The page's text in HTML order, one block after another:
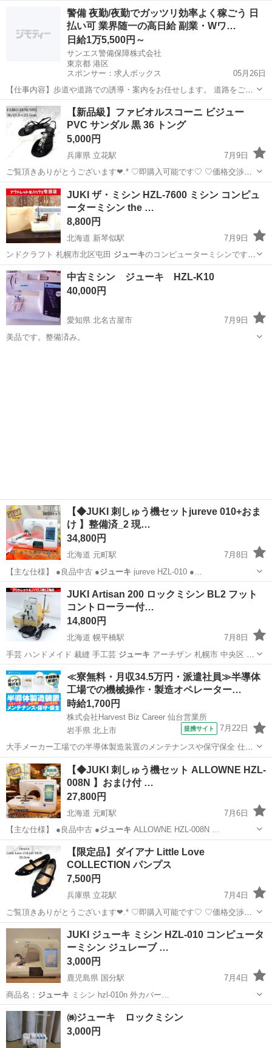
苫小牧市 その他 ジューキ
警備 夜勤/夜勤でガッツリ効率よく稼ごう 日
払い可 業界随一の高日給 副業・Wワ…
日給1万5,500円～
サンエス警備保障株式会社
東京都 港区
スポンサー：求人ボックス
05月26日
【仕事内容】歩道や道路での誘導・案内をお任せします。 道路をご利
用される車両や歩行者の方が安全に安心して通行するために適切に誘
導してください。 勤務地へは直行直帰OKです! <未経験でも安心!!> 丁
寧な研修20hで基本的な知識を...
アルバイト・パート
【新品級】ファビオルスコーニ ビジュー
PVC サンダル 黒 36 トング
5,000円
兵庫県 立花駅
7月9日
ご覧頂きありがとうございます❤︎.* ♡即購入可能です♡ ♡価格交渉も
OK♡ ♡その他『在庫1点限り！早い者勝ち』商品多数取り扱っており
ます✩°。⋆⸜(*˙꒳˙* )⸝ ✅他にもたくさん取り扱い中 商品一...
兵庫 尼崎市 立花駅
JUKI ザ・ミシン HZL-7600 ミシン コンピュ
ーターミシン the …
8,800円
北海道 新琴似駅
7月9日
ンドクラフト 札幌市北区屯田 ジューキのコンピューターミシンです。
…北海道 札幌市 新琴似駅 生活家電 HZL
中古ミシン ジューキ HZL-K10
40,000円
愛知県 北名古屋市
7月9日
美品です。整備済み。
【◆JUKI 刺しゅう機セットjureve 010+おま
け 】整備済_2 現…
34,800円
北海道 元町駅
7月8日
【主な仕様】 ●良品中古 ●ジューキ jureve HZL-010 ●…
北海道 札幌市 HZL
JUKI Artisan 200 ロックミシン BL2 フット
コントローラー付…
14,800円
北海道 幌平橋駅
7月8日
手芸 ハンドメイド 裁縫 手工芸 ジューキ アーチザン 札幌市 中央区 南
12…
北海道 札幌市 幌平橋駅 生活家電
≪寮無料・月収34.5万円・派遣社員≫半導体
工場での機械操作・製造オペレーター…
時給1,700円
株式会社Harvest Biz Career 仙台営業所
岩手県 北上市
提携サイト 7月22日
大手メーカー工場での半導体製造装置のメンテナンスや保守保全 仕事
内容 ＼フラッシュメモリの製造を行う工場で半導体製造装置の保守・
点検のお仕事／ 新工場新設に伴い、請負現場の立ち上げを行います！
※立ち上げ時期目安：2...
岩手 北上市 その他
【◆JUKI 刺しゅう機セット ALLOWNE HZL-
008N 】おまけ付 …
27,800円
北海道 元町駅
7月6日
【主な仕様】 ●良品中古 ●ジューキ ALLOWNE HZL-008N …
北海道 札幌市 元町駅 生活家電
【限定品】ダイアナ Little Love
COLLECTION パンプス
7,500円
兵庫県 立花駅
7月4日
ご覧頂きありがとうございます❤︎.* ♡即購入可能です♡ ♡価格交渉も
OK♡ ♡その他『在庫1点限り！早い者勝ち』商品多数取り扱っており
ます✩°。⋆⸜(*˙꒳˙* )⸝ ✅他にもたくさん取り扱い中 商品一...
兵庫 尼崎市 靴
JUKI ジューキ ミシン HZL-010 コンピュータ
ーミシン ジュレーブ …
3,000円
鹿児島県 国分駅
7月4日
商品名： ジューキ ミシン hzl-010n 外カバー…
鹿児島 霧島市 生活家電
㈱ジューキ ロックミシン
3,000円